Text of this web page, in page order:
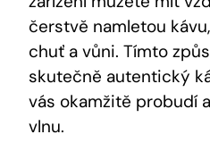
čerstvě namletou
chuť a vůni. Tímto
skutečně autentický
vás okamžitě probudí
vlnu.